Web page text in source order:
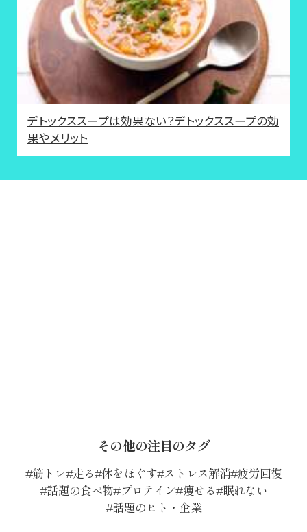
デトックススープは効果ない？デトックススープの効
果やメリット
その他の注目のタグ
筋トレ 走る 体をほぐす ストレス解消 疲労回復
話題の食べ物 プロテイン 痩せる 眠れない
話題のヒト・企業